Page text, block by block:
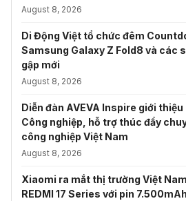
August 8, 2026
Di Động Việt tổ chức đêm
Samsung Galaxy Z Fold8 và các
gập mới
August 8, 2026
Diễn đàn AVEVA Inspire giới
Công nghiệp, hỗ trợ thúc đẩy
công nghiệp Việt Nam
August 8, 2026
Xiaomi ra mắt thị trường Việt
REDMI 17 Series với pin 7.500mAh